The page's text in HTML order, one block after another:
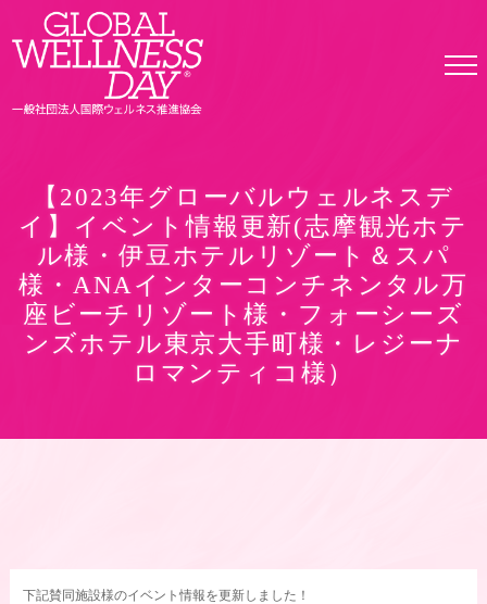
【2023年グローバルウェルネスデ
イ】イベント情報更新(志摩観光ホテ
ル様・伊豆ホテルリゾート＆スパ
様・ANAインターコンチネンタル万
座ビーチリゾート様・フォーシーズ
ンズホテル東京大手町様・レジーナ
ロマンティコ様）
下記賛同施設様のイベント情報を更新しました！